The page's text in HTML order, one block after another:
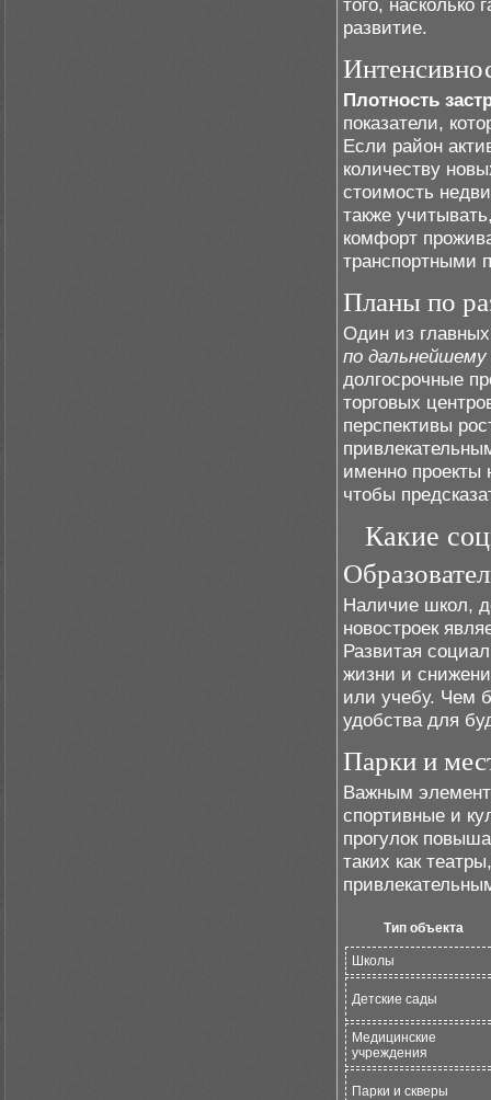
того, насколько
развитие.
Плотность
показатели,
Если район
количеству
стоимость
также
комфорт
транспортными
Планы по
Один из
по
долгосрочные
торговых
перспективы
именно проекты
чтобы
Какие
Наличие школ,
новостроек
Развитая
жизни и
или учебу. Чем
удобства для
Парки и
Важным
спортивные и
прогулок
таких как
Тип объекта
Школы
Детские сады
Медицинские
учреждения
Парки и скверы